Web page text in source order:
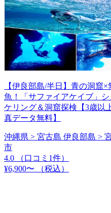
【伊良部島/半日】青の洞窟×
魚！「サファイアケイブ」シ
ケリング＆洞窟探検【3歳以
真データ無料】
沖縄県 > 宮古島 伊良部島 >
市
4.0
（口コミ1件）
¥6,900〜
（税込）